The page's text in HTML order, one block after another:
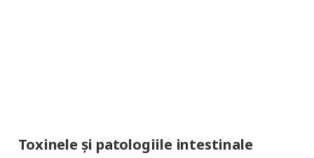
Toxinele și patologiile intestinale